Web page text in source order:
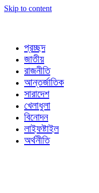
Skip to content
প্রচ্ছদ
জাতীয়
রাজনীতি
আন্তর্জাতিক
সারাদেশ
খেলাধুলা
বিনোদন
লাইফষ্টাইল
অর্থনীতি